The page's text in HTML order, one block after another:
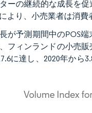
ーの継続的な成長を
より、小売業者は消
が予測期間中のPOS
フィンランドの小売
に達し、2020年から